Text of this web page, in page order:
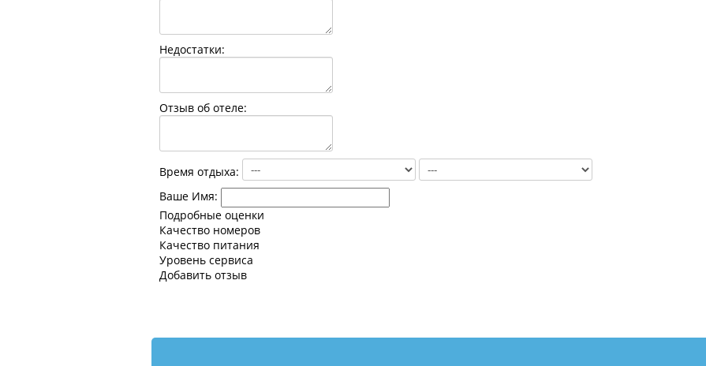
Недостатки:
Отзыв об отеле:
Время отдыха:
Ваше Имя:
Подробные оценки
Качество номеров
Качество питания
Уровень сервиса
Добавить отзыв